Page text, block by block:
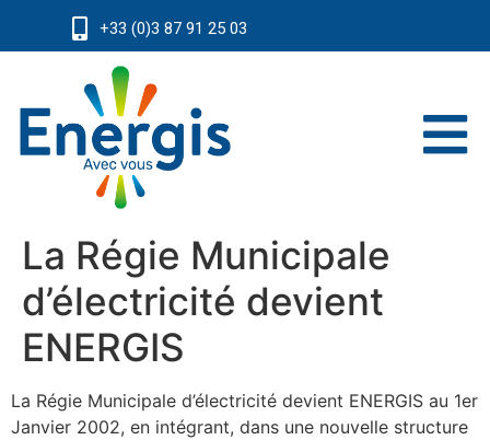
+33 (0)3 87 91 25 03
La Régie Municipale
d’électricité devient
ENERGIS
La Régie Municipale d’électricité devient ENERGIS au 1er
Janvier 2002, en intégrant, dans une nouvelle structure